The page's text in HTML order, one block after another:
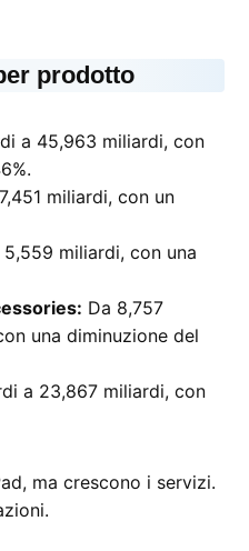
prodotto
a 45,963 miliardi, con
miliardi, con un
miliardi, con una
Da 8,757
una diminuzione del
a 23,867 miliardi, con
ma crescono i servizi.